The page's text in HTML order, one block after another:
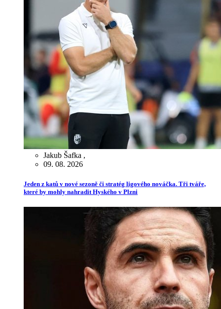
Jakub Šafka ,
09. 08. 2026
Jeden z katů v nové sezoně či stratég ligového nováčka. Tři tváře,
které by mohly nahradit Hyského v Plzni